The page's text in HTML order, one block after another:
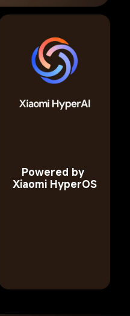
Powered by
Xiaomi HyperOS